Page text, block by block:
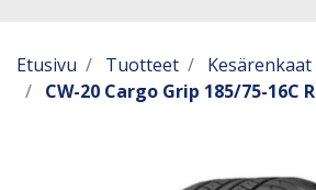
Etusivu Tuotteet Kesärenkaat
CW-20 Cargo Grip 185/75-16C R